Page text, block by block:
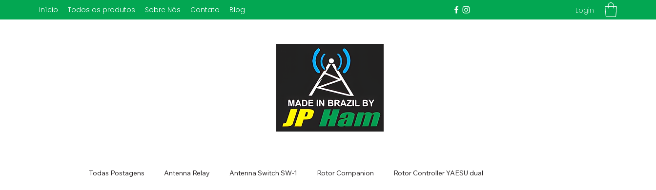
Início Todos os produtos Sobre Nós Contato Blog Login
Todas Postagens Antenna Relay Antenna Switch SW-1 Rotor Companion Rotor Controller YAESU dual